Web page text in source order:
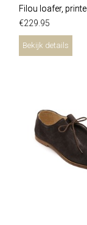
€229 95
Bekijk details